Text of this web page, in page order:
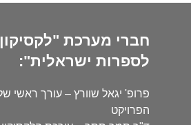
חברי מערכת
לספרות ישראלית":
פרופ' יגאל שוורץ – עורך ראשי
הפרויקט